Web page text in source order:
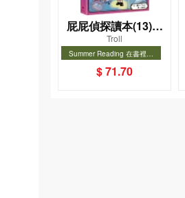
屁屁偵探讀本(13)－
－對決！怪盜學院
（星星篇）
Troll
Summer Reading 在書裡度
選圖書67折
暢銷
$ 71.70